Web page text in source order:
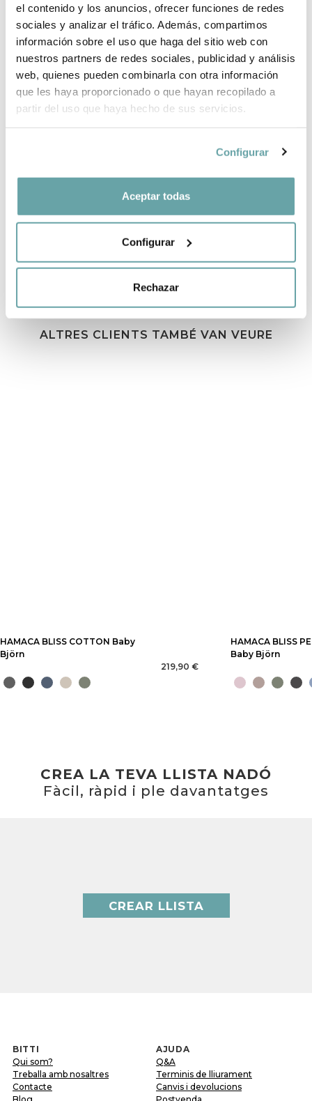
el contenido y los anuncios, ofrecer funciones de redes
sociales y analizar el tráfico. Además, compartimos
información sobre el uso que haga del sitio web con
nuestros partners de redes sociales, publicidad y análisis
web, quienes pueden combinarla con otra información
que les haya proporcionado o que hayan recopilado a
partir del uso que haya hecho de sus servicios.
Configurar
Aceptar todas
Configurar
Rechazar
ALTRES CLIENTS TAMBÉ VAN VEURE
HAMACA BLISS COTTON Baby
Björn
219,90 €
HAMACA BLISS
Baby Björn
CREA LA TEVA LLISTA NADÓ
Fàcil, ràpid i ple davantatges
CREAR LLISTA
BITTI
Qui som?
Treballa amb nosaltres
Contacte
AJUDA
Q&A
Terminis de lliurament
Canvis i devolucions